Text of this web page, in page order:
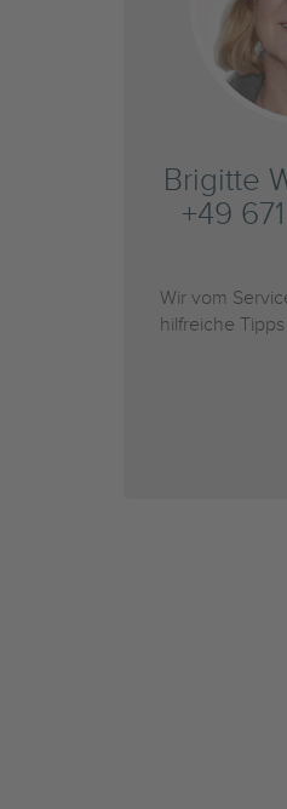
Brigitte
+49
Wir vom
hilfreiche